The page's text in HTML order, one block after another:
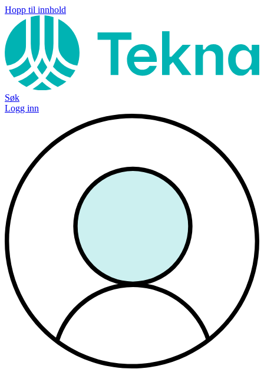
Hopp til innhold
Søk
Logg inn